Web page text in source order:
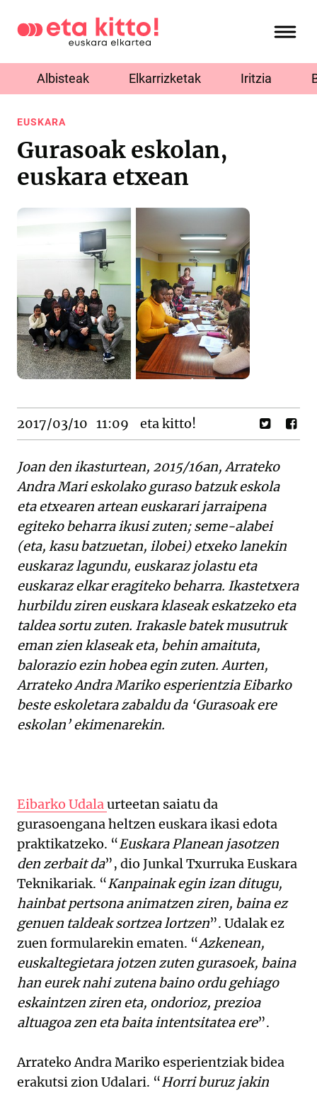
Albisteak Elkarrizketak Iritzia
EUSKARA
Gurasoak eskolan,
euskara etxean
2017/03/10 11:09 eta kitto!
Joan den ikasturtean, 2015/16an, Arrateko
Andra Mari eskolako guraso batzuk eskola
eta etxearen artean euskarari jarraipena
egiteko beharra ikusi zuten; seme-alabei
(eta, kasu batzuetan, ilobei) etxeko lanekin
euskaraz lagundu, euskaraz jolastu eta
euskaraz elkar eragiteko beharra. Ikastetxera
hurbildu ziren euskara klaseak eskatzeko eta
taldea sortu zuten. Irakasle batek musutruk
eman zien klaseak eta, behin amaituta,
balorazio ezin hobea egin zuten. Aurten,
Arrateko Andra Mariko esperientzia Eibarko
beste eskoletara zabaldu da ‘Gurasoak ere
eskolan’ ekimenarekin.
Eibarko Udalaurteetan saiatu da
gurasoengana heltzen euskara ikasi edota
praktikatzeko. “Euskara Planean jasotzen
den zerbait da”, dio Junkal Txurruka Euskara
Teknikariak. “Kanpainak egin izan ditugu,
hainbat pertsona animatzen ziren, baina ez
genuen taldeak sortzea lortzen”. Udalak ez
zuen formularekin ematen. “Azkenean,
euskaltegietara jotzen zuten gurasoek, baina
han eurek nahi zutena baino ordu gehiago
eskaintzen ziren eta, ondorioz, prezioa
altuagoa zen eta baita intentsitatea ere”.
Arrateko Andra Mariko esperientziak bidea
erakutsi zion Udalari. “Horri buruz jakin